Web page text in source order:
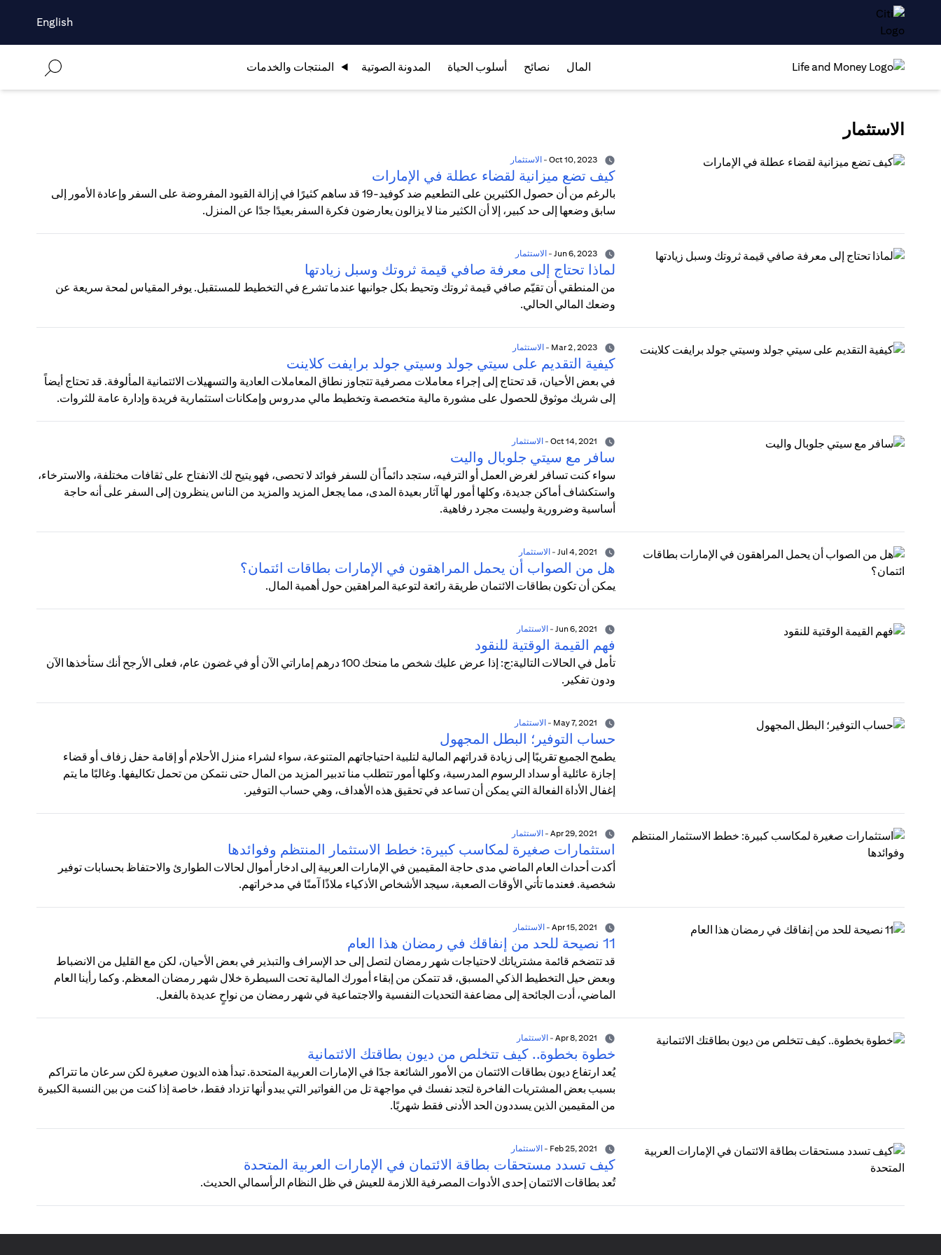
English
المال نصائح أسلوب الحياة المدونة الصوتية المنتجات والخدمات
الاستثمار
Oct 10, 2023
-الاستثمار
كيف تضع ميزانية لقضاء عطلة في الإمارات
بالرغم من أن حصول الكثيرين على التطعيم ضد كوفيد-19 قد ساهم كثيرًا في إزالة القيود المفروضة على السفر وإعادة الأمور إلى
سابق وضعها إلى حد كبير، إلا أن الكثير منا لا يزالون يعارضون فكرة السفر بعيدًا جدًا عن المنزل.
Jun 6, 2023
-الاستثمار
لماذا تحتاج إلى معرفة صافي قيمة ثروتك وسبل زيادتها
من المنطقي أن تقيّم صافي قيمة ثروتك وتحيط بكل جوانبها عندما تشرع في التخطيط للمستقبل. يوفر المقياس لمحة سريعة عن
وضعك المالي الحالي.
Mar 2, 2023
-الاستثمار
كيفية التقديم على سيتي جولد وسيتي جولد برايفت كلاينت
في بعض الأحيان، قد تحتاج إلى إجراء معاملات مصرفية تتجاوز نطاق المعاملات العادية والتسهيلات الائتمانية المألوفة. قد تحتاج أيضاً
إلى شريك موثوق للحصول على مشورة مالية متخصصة وتخطيط مالي مدروس وإمكانات استثمارية فريدة وإدارة عامة للثروات.
-الاستثمار
سافر مع سيتي جلوبال واليت
سواء كنت تسافر لغرض العمل أو الترفيه، ستجد دائماً أن للسفر فوائد لا تحصى، فهو يتيح لك الانفتاح على ثقافات مختلفة، والاسترخاء،
واستكشاف أماكن جديدة، وكلها أمور لها آثار بعيدة المدى، مما يجعل المزيد والمزيد من الناس ينظرون إلى السفر على أنه حاجة
أساسية وضرورية وليست مجرد رفاهية.
-الاستثمار
هل من الصواب أن يحمل المراهقون في الإمارات بطاقات ائتمان؟
يمكن أن تكون بطاقات الائتمان طريقة رائعة لتوعية المراهقين حول أهمية المال.
-الاستثمار
فهم القيمة الوقتية للنقود
تأمل في الحالات التالية:ج: إذا عرض عليك شخص ما منحك 100 درهم إماراتي الآن أو في غضون عام، فعلى الأرجح أنك ستأخذها الآن
ودون تفكير.
-الاستثمار
حساب التوفير؛ البطل المجهول
يطمح الجميع تقريبًا إلى زيادة قدراتهم المالية لتلبية احتياجاتهم المتنوعة، سواء لشراء منزل الأحلام أو إقامة حفل زفاف أو قضاء
إجازة عائلية أو سداد الرسوم المدرسية، وكلها أمور تتطلب منا تدبير المزيد من المال حتى نتمكن من تحمل تكاليفها. وغالبًا ما يتم
إغفال الأداة الفعالة التي يمكن أن تساعد في تحقيق هذه الأهداف، وهي حساب التوفير.
-الاستثمار
استثمارات صغيرة لمكاسب كبيرة: خطط الاستثمار المنتظم وفوائدها
أكدت أحداث العام الماضي مدى حاجة المقيمين في الإمارات العربية إلى ادخار أموال لحالات الطوارئ والاحتفاظ بحسابات توفير
شخصية. فعندما تأتي الأوقات الصعبة، سيجد الأشخاص الأذكياء ملاذًا آمنًا في مدخراتهم.
-الاستثمار
11 نصيحة للحد من إنفاقك في رمضان هذا العام
قد تتضخم قائمة مشترياتك لاحتياجات شهر رمضان لتصل إلى حد الإسراف والتبذير في بعض الأحيان، لكن مع القليل من الانضباط
وبعض حيل التخطيط الذكي المسبق، قد تتمكن من إبقاء أمورك المالية تحت السيطرة خلال شهر رمضان المعظم. وكما رأينا العام
الماضي، أدت الجائحة إلى مضاعفة التحديات النفسية والاجتماعية في شهر رمضان من نواحٍ عديدة بالفعل.
-الاستثمار
خطوة بخطوة.. كيف تتخلص من ديون بطاقتك الائتمانية
يُعد ارتفاع ديون بطاقات الائتمان من الأمور الشائعة جدًا في الإمارات العربية المتحدة. تبدأ هذه الديون صغيرة لكن سرعان ما تتراكم
بسبب بعض المشتريات الفاخرة لتجد نفسك في مواجهة تل من الفواتير التي يبدو أنها تزداد فقط، خاصة إذا كنت من بين النسبة الكبيرة
من المقيمين الذين يسددون الحد الأدنى فقط شهريًا.
-الاستثمار
كيف تسدد مستحقات بطاقة الائتمان في الإمارات العربية المتحدة
تُعد بطاقات الائتمان إحدى الأدوات المصرفية اللازمة للعيش في ظل النظام الرأسمالي الحديث.